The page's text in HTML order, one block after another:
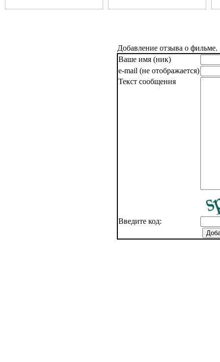
Добавление отзыва о фильме.
Ваше имя (ник)
e-mail (не отображается)
Текст сообщения
Введите код: